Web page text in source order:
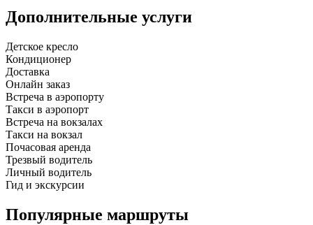
Дополнительные услуги
Детское кресло
Кондиционер
Доставка
Онлайн заказ
Встреча в аэропорту
Такси в аэропорт
Встреча на вокзалах
Такси на вокзал
Почасовая аренда
Трезвый водитель
Личный водитель
Гид и экскурсии
Популярные маршруты